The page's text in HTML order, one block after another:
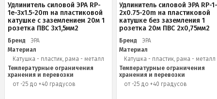
Удлинитель силовой ЭРА RP-
1e-3x1.5-20m на пластиковой
катушке c заземлением 20м 1
розетка ПВС 3х1,5мм2
Бренд
ЭРА
Материал
Катушка - пластик, рама - металл
Температурные ограничения
хранения и перевозки
от -25 до +40 градусов
Удлинитель силовой ЭРА RP-
2x0.75-20m на пластиковой
катушке без заземления 1
розетка 20м ПВС 2х0,75мм2
Бренд
ЭРА
Материал
Катушка - пластик, рама - металл
Температурные ограничения
хранения и перевозки
от -25 до +40 градусов